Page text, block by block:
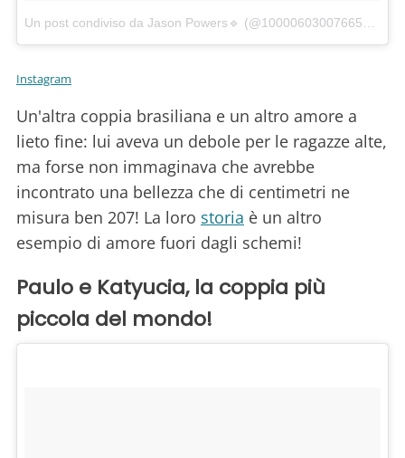
Instagram
Un'altra coppia brasiliana e un altro amore a
lieto fine: lui aveva un debole per le ragazze alte,
ma forse non immaginava che avrebbe
incontrato una bellezza che di centimetri ne
misura ben 207! La loro storia è un altro
esempio di amore fuori dagli schemi!
Paulo e Katyucia​​​​​​​, la coppia più
piccola del mondo!